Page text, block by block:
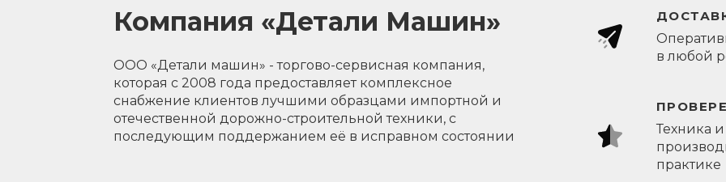
Компания «Детали Машин»
ООО «Детали машин» - торгово-сервисная компания,
которая с 2008 года предоставляет комплексное
снабжение клиентов лучшими образцами импортной и
отечественной дорожно-строительной техники, с
последующим поддержанием её в исправном состоянии
в любой
Техника
практике